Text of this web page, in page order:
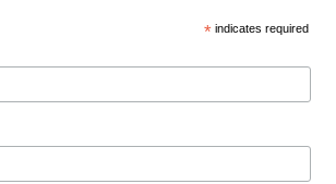
* indicates required